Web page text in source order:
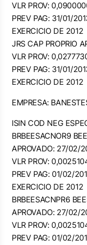
VLR PROV:
PREV PAG: 31/01/
EXERCICIO DE 2012
JRS CAP PROPRIO
VLR PROV:
PREV PAG: 31/01/
EXERCICIO DE 2012
EMPRESA:
ISIN COD NEG
BRBEESACNOR9
APROVADO: 27/02/
VLR PROV:
PREV PAG: 01/02/
EXERCICIO DE 2012
BRBEESACNPR6
APROVADO: 27/02/
VLR PROV:
PREV PAG: 01/02/